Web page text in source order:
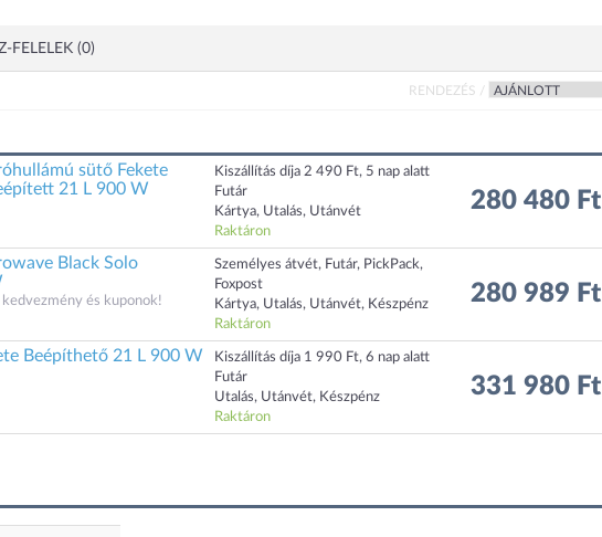
FELELEK (0)
RENDEZÉS /
sütő Fekete
21 L 900 W
Kiszállítás díja 2 490 Ft, 5 nap alatt
Futár
Kártya, Utalás, Utánvét
Raktáron
280 480 Ft
Black Solo
és kuponok!
Személyes átvét, Futár, PickPack,
Foxpost
Kártya, Utalás, Utánvét, Készpénz
Raktáron
280 989 Ft
Beépíthető 21 L 900 W
Kiszállítás díja 1 990 Ft, 6 nap alatt
Futár
Utalás, Utánvét, Készpénz
Raktáron
331 980 Ft